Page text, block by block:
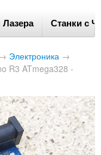
Станки с
→ Электроника →
R3 ATmega328 -